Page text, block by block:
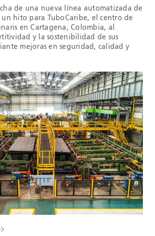
de una nueva línea automatizada de
un hito para TuboCaribe, el centro de
en Cartagena, Colombia, al
y la sostenibilidad de sus
mejoras en seguridad, calidad y